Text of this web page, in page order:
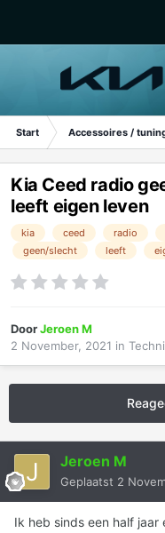
Start Accessoires /
Kia Ceed radio
leeft eigen leven
kia ceed radio
geen/slecht
leeft
DoorJeroen M
2 November, 2021 in
Jeroen M
Geplaatst 2
Ik heb sinds een half jaar